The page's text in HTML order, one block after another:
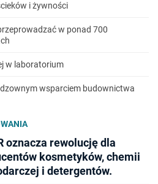
i żywności
w ponad 700
w laboratorium
wsparciem budownictwa
oznacza rewolucję dla
kosmetyków, chemii
i detergentów.